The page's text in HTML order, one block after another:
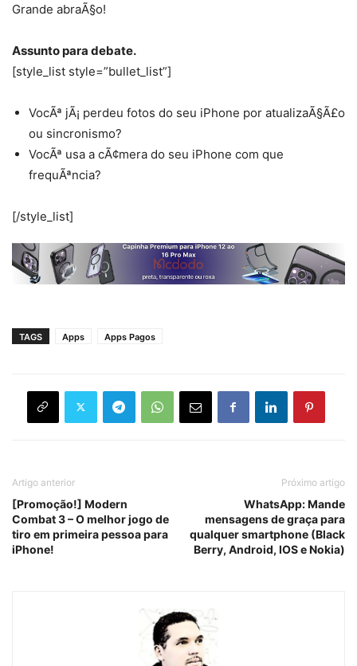
Grande abraÃ§o!
Assunto para debate.
[style_list style=”bullet_list”]
VocÃª jÃ¡ perdeu fotos do seu iPhone por atualizaÃ§Ã£o
ou sincronismo?
VocÃª usa a cÃ¢mera do seu iPhone com que
frequÃªncia?
[/style_list]
TAGS Apps Apps Pagos
Artigo anterior
[Promoção!] Modern
Combat 3 – O melhor jogo de
tiro em primeira pessoa para
iPhone!
Próximo artigo
WhatsApp: Mande
mensagens de graça para
qualquer smartphone (Black
Berry, Android, IOS e Nokia)